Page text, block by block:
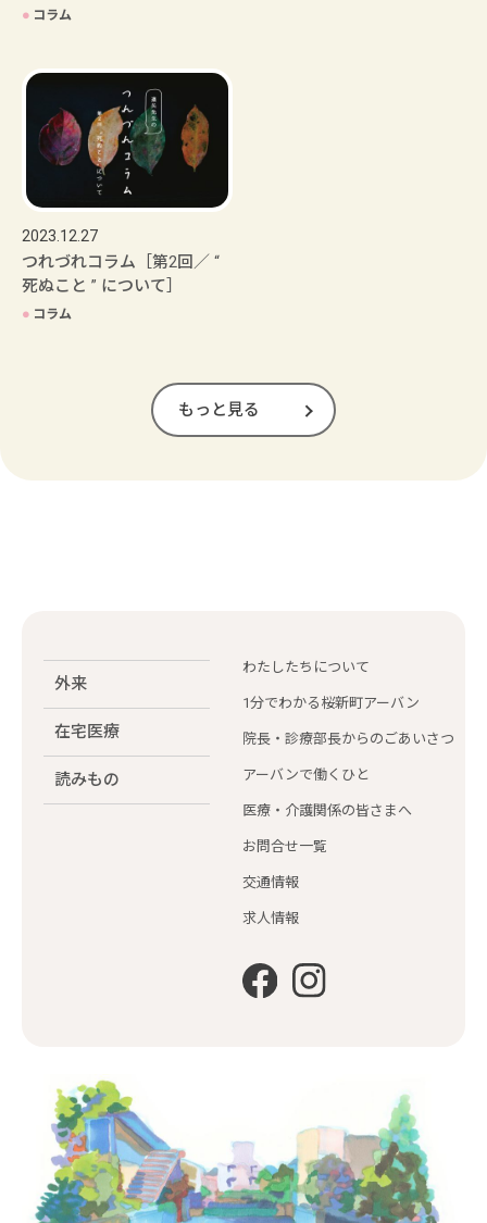
● コラム
2023.12.27
つれづれコラム［第2回／ “
死ぬこと ” について］
● コラム
もっと見る
外来
在宅医療
読みもの
わたしたちについて
1分でわかる桜新町アーバン
院長・診療部長からのごあいさつ
アーバンで働くひと
医療・介護関係の皆さまへ
お問合せ一覧
交通情報
求人情報